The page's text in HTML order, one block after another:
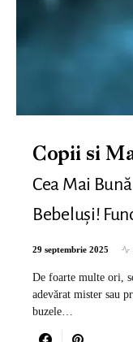
Copii si
Cea Mai
Bebeluși!
29 septembrie 2025
De foarte multe ori,
adevărat mister sau
buzele…